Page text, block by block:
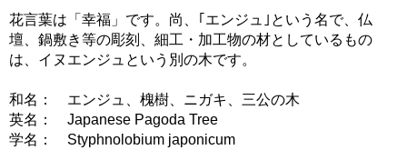
花言葉は「幸福」です。尚、｢エンジュ｣という名で、仏
壇、鍋敷き等の彫刻、細工・加工物の材としているもの
は、イヌエンジュという別の木です。
和名： エンジュ、槐樹、ニガキ、三公の木
英名： Japanese Pagoda Tree
学名： Styphnolobium japonicum